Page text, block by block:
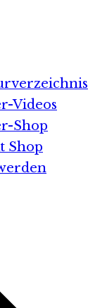
Videos
Shop
Shop